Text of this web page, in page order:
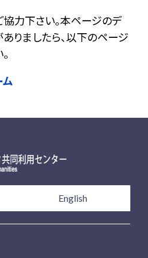
力下さい。本ページのデ
りましたら、以下のページ
ム
English